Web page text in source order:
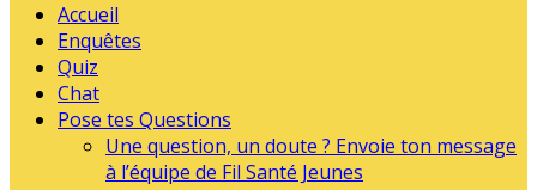
Accueil
Enquêtes
Quiz
Chat
Pose tes Questions
Une question, un doute ? Envoie ton message
à l’équipe de Fil Santé Jeunes